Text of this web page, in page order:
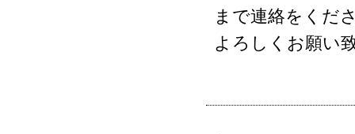
まで連絡をくだ
よろしくお願い